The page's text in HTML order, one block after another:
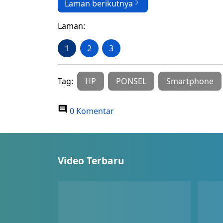
Laman berikutnya
Laman:
1 2 3
Tag: HP PONSEL Smartphone
0 Komentar
Video Terbaru